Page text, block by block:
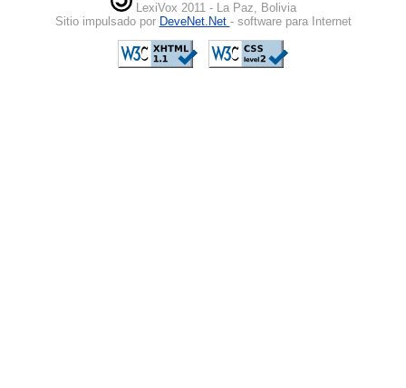
LexiVox 2011 - La Paz, Bolivia
Sitio impulsado por DeveNet.Net - software para Internet